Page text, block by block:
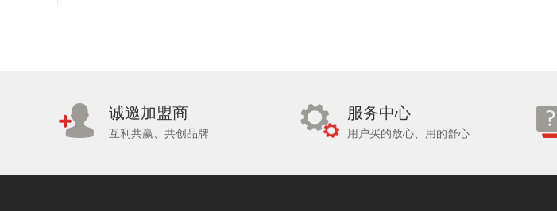
诚邀加盟商
互利共赢、共创品牌
服务中心
用户买的放心、用的舒心